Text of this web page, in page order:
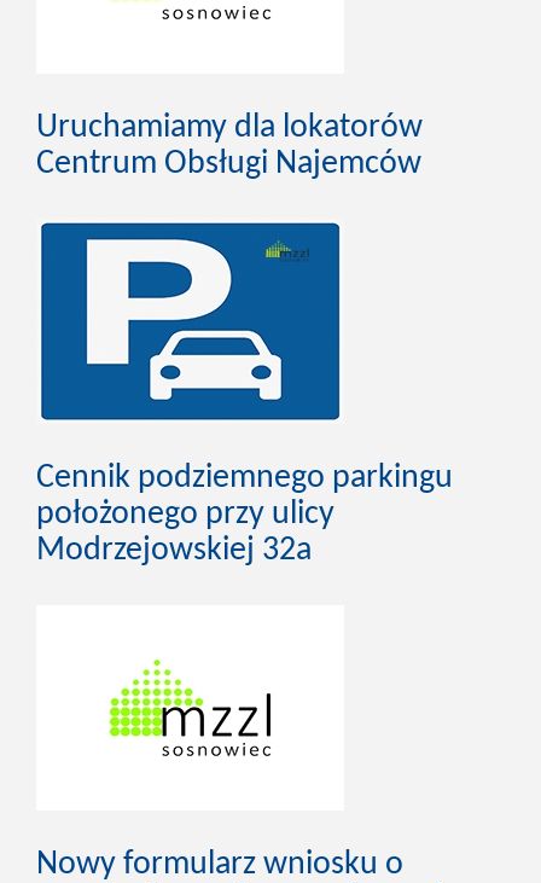
Uruchamiamy dla lokatorów
Centrum Obsługi Najemców
Cennik podziemnego parkingu
położonego przy ulicy
Modrzejowskiej 32a
Nowy formularz wniosku o